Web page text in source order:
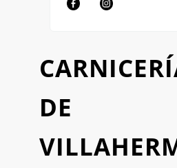
DE